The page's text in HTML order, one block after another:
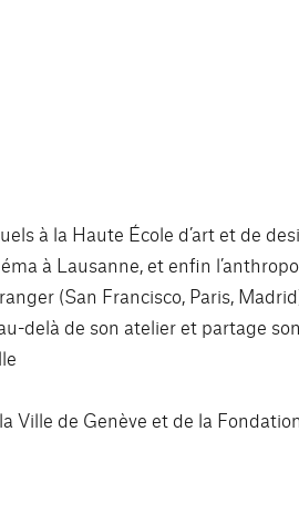
à la Haute École d’art et de
à Lausanne, et enfin
(San Francisco, Paris,
delà de son atelier et partage
Ville de Genève et de la